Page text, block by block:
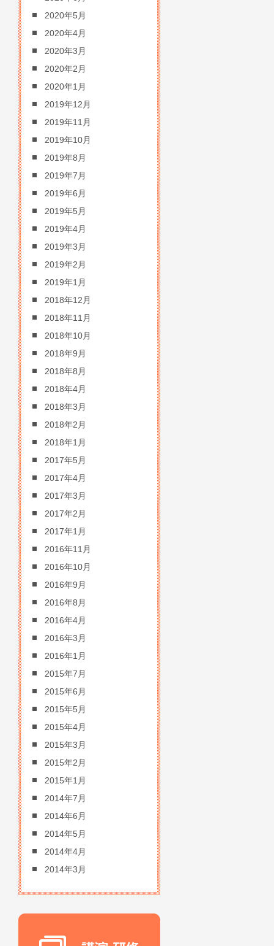
2020年5月
2020年4月
2020年3月
2020年2月
2020年1月
2019年12月
2019年11月
2019年10月
2019年8月
2019年7月
2019年6月
2019年5月
2019年4月
2019年3月
2019年2月
2019年1月
2018年12月
2018年11月
2018年10月
2018年9月
2018年8月
2018年4月
2018年3月
2018年2月
2018年1月
2017年5月
2017年4月
2017年3月
2017年2月
2017年1月
2016年11月
2016年10月
2016年9月
2016年8月
2016年4月
2016年3月
2016年1月
2015年7月
2015年6月
2015年5月
2015年4月
2015年3月
2015年2月
2015年1月
2014年7月
2014年6月
2014年5月
2014年4月
2014年3月